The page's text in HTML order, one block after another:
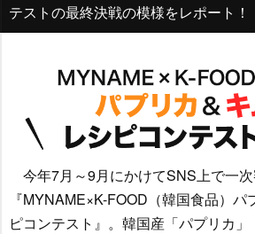
テストの最終決戦の模様をレポート！
今年7月～9月にかけてSNS上で一
『MYNAME×K-FOOD（韓国食品）
ピコンテスト』。韓国産「パプリカ